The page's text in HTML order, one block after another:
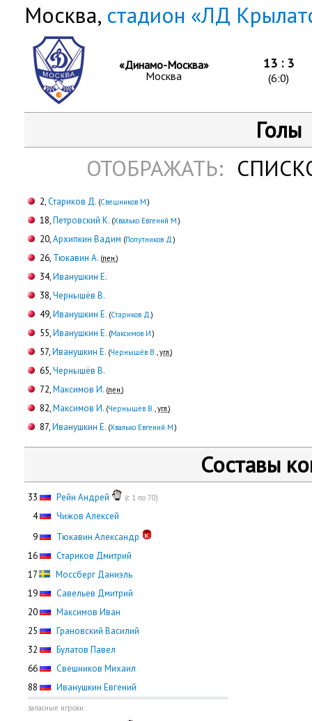
Москва, стадион «ЛД
«Динамо-Москва»
Москва
13 : 3
(6:0)
Голы
ОТОБРАЖАТЬ:
2,Стариков Д. (Свешников М.)
18,Петровский К. (Хвалько Евгений М.)
20,Архипкин Вадим (Попутников Д.)
26, Тюкавин А. (пен.)
34,Иванушкин Е.
38,Чернышёв В.
49,Иванушкин Е. (Стариков Д.)
55,Иванушкин Е. (Максимов И.)
57,Иванушкин Е. (Чернышёв В.,угл.)
65,Чернышёв В.
72,Максимов И. (пен.)
82,Максимов И. (Чернышёв В.,угл.)
87,Иванушкин Е. (Хвалько Евгений М.)
Составы
33 Рейн Андрей (с 1 по 70)
4
Чижов Алексей
9
Тюкавин Александр
16
Стариков Дмитрий
17
Моссберг Даниэль
19
Савельев Дмитрий
20
Максимов Иван
25
Грановский Василий
32
Булатов Павел
66
Свешников Михаил
88
Иванушкин Евгений
запасные игроки: